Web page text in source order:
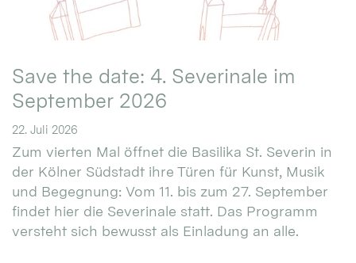
Save the date: 4. Severinale im
September 2026
22. Juli 2026
Zum vierten Mal öffnet die Basilika St. Severin in
der Kölner Südstadt ihre Türen für Kunst, Musik
und Begegnung: Vom 11. bis zum 27. September
findet hier die Severinale statt. Das Programm
versteht sich bewusst als Einladung an alle.